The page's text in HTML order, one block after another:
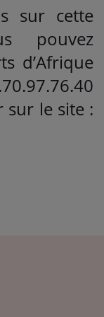
sur cette
pouvez
d’Afrique
sur le site :